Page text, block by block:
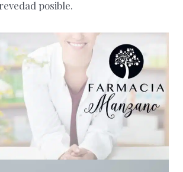
posible.